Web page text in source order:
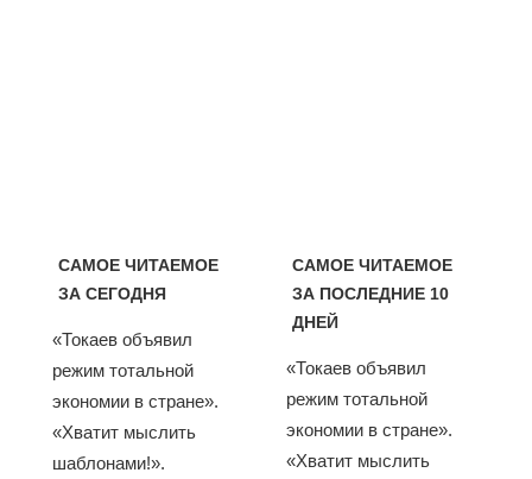
САМОЕ ЧИТАЕМОЕ
ЗА СЕГОДНЯ
«Токаев объявил
режим тотальной
экономии в стране».
«Хватит мыслить
шаблонами!».
САМОЕ ЧИТАЕМОЕ
ЗА ПОСЛЕДНИЕ 10
ДНЕЙ
«Токаев объявил
режим тотальной
экономии в стране».
«Хватит мыслить